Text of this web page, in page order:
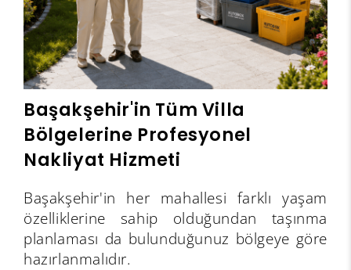
Başakşehir'in Tüm Villa
Bölgelerine Profesyonel
Nakliyat Hizmeti
Başakşehir'in her mahallesi farklı yaşam
özelliklerine sahip olduğundan taşınma
planlaması da bulunduğunuz bölgeye göre
hazırlanmalıdır.